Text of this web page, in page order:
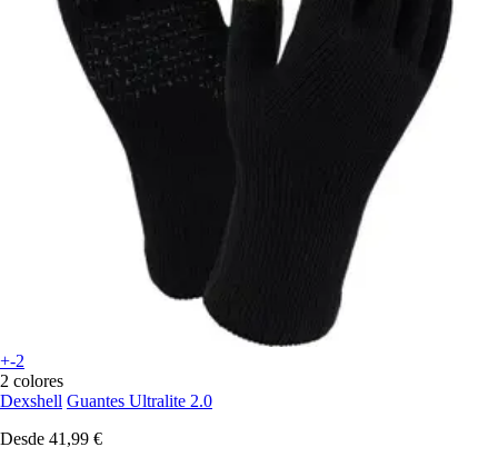
+-2
2 colores
Dexshell Guantes Ultralite 2.0
Desde 41,99 €